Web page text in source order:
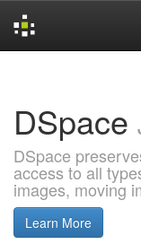
DSpace
DSpace
access to all
images, moving
Learn More